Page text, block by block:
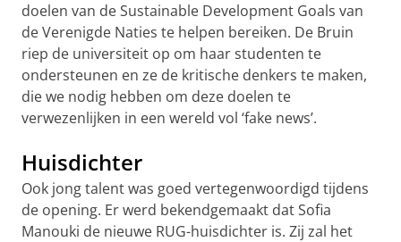
doelen van de Sustainable Development Goals van
de Verenigde Naties te helpen bereiken. De Bruin
riep de universiteit op om haar studenten te
ondersteunen en ze de kritische denkers te maken,
die we nodig hebben om deze doelen te
verwezenlijken in een wereld vol ‘fake news’.
Huisdichter
Ook jong talent was goed vertegenwoordigd tijdens
de opening. Er werd bekendgemaakt dat Sofia
Manouki de nieuwe RUG-huisdichter is. Zij zal het